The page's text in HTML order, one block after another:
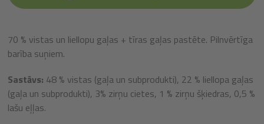
70 % vistas un liellopu gaļas + tīras gaļas pastēte. Pilnvērtīga
barība suņiem.
Sastāvs: 48 % vistas (gaļa un subprodukti), 22 % liellopa gaļas
(gaļa un subprodukti), 3% zirņu cietes, 1 % zirņu šķiedras, 0,5 %
lašu eļļas.